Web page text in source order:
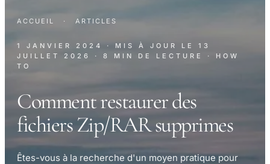
ACCUEIL · ARTICLES
1 JANVIER 2024 · MIS À JOUR LE 13
JUILLET 2026
· 8 MIN DE LECTURE
· HOW
TO
Comment restaurer des
fichiers Zip/RAR supprimes
Êtes-vous à la recherche d'un moyen pratique pour